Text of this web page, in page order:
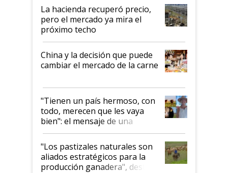
La hacienda recuperó precio,
pero el mercado ya mira el
próximo techo
China y la decisión que puede
cambiar el mercado de la carne
"Tienen un país hermoso, con
todo, merecen que les vaya
bien": el mensaje de una
ganadera uruguaya sobre las
oportunidades que se abren
para el agro en Argentina, con
foco en la carne
"Los pastizales naturales son
aliados estratégicos para la
producción ganadera", destaca